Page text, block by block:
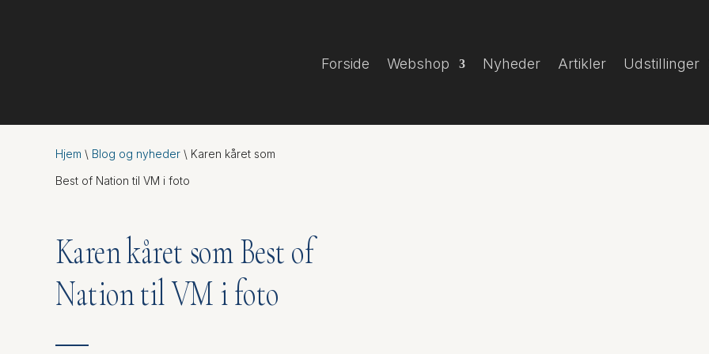
Forside Webshop Nyheder Artikler Udstillinger
Hjem \ Blog og nyheder \ Karen kåret som
Best of Nation til VM i foto
Karen kåret som Best of
Nation til VM i foto